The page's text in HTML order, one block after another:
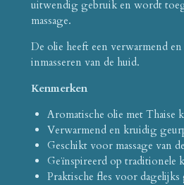
uitwendig gebruik en wordt
massage.
De olie heeft een verwarmend
inmasseren van de huid.
Kenmerken
Aromatische olie met Thaise
Verwarmend en kruidig
Geschikt voor massage van
Geïnspireerd op traditionele
Praktische fles voor